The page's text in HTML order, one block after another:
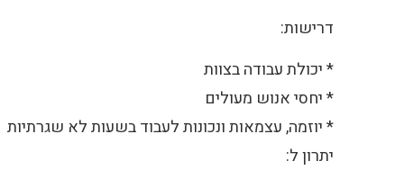
דרישות:
* יכולת עבודה בצוות
* יחסי אנוש מעולים
* יוזמה, עצמאות ונכונות לעבוד בשעות לא שגרתיות
יתרון ל: